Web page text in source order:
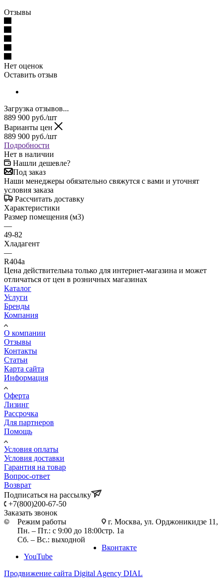
Отзывы
Нет оценок
Оставить отзыв
Загрузка отзывов...
889 900 руб./шт
Варианты цен
889 900 руб./шт
Подробности
Нет в наличии
Нашли дешевле?
Под заказ
Наши менеджеры обязательно свяжутся с вами и уточнят
условия заказа
Рассчитать доставку
Характеристики
Размер помещения (м3)
—
49-82
Хладагент
—
R404a
Цена действительна только для интернет-магазина и может
отличаться от цен в розничных магазинах
Каталог
Услуги
Бренды
Компания
О компании
Отзывы
Контакты
Статьи
Карта сайта
Информация
Оферта
Лизинг
Рассрочка
Для партнеров
Помощь
Условия оплаты
Условия доставки
Гарантия на товар
Вопрос-ответ
Возврат
Подписаться на рассылку
+7(800)200-67-50
Заказать звонок
Режим работы
Пн. – Пт.: с 9:00 до 18:00
Сб. – Вс.: выходной
г. Москва, ул. Орджоникидзе 11,
стр. 1а
Вконтакте
YouTube
Продвижение сайта Digital Agency DIAL